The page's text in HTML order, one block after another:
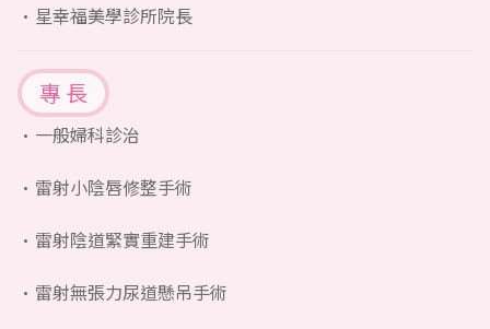
星幸福美學診所院長
專 長
一般婦科診治
雷射小陰唇修整手術
雷射陰道緊實重建手術
雷射無張力尿道懸吊手術